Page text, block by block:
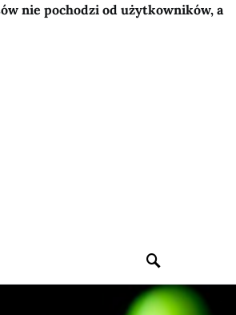
nie pochodzi od użytkowników, a